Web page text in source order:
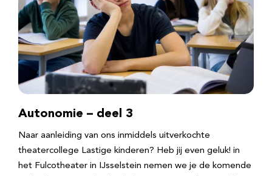
Autonomie – deel 3
Naar aanleiding van ons inmiddels uitverkochte
theatercollege Lastige kinderen? Heb jij even geluk! in
het Fulcotheater in IJsselstein nemen we je de komende